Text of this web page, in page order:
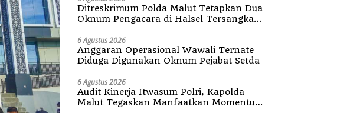
Ditreskrimum Polda Malut Tetapkan Dua
Oknum Pengacara di Halsel Tersangka
6 Agustus 2026
Anggaran Operasional Wawali Ternate
Diduga Digunakan Oknum Pejabat Setda
6 Agustus 2026
Audit Kinerja Itwasum Polri, Kapolda
Malut Tegaskan Manfaatkan Momentum